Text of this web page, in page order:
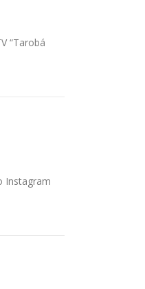
“Tarobá
Instagram